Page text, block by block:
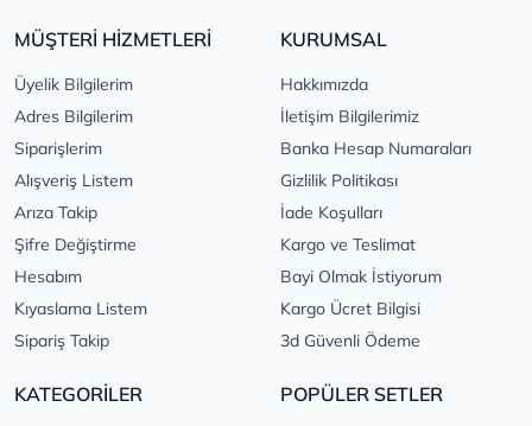
MÜŞTERİ HİZMETLERİ
Üyelik Bilgilerim
Adres Bilgilerim
Siparişlerim
Alışveriş Listem
Arıza Takip
Şifre Değiştirme
Hesabım
Kıyaslama Listem
Sipariş Takip
KURUMSAL
Hakkımızda
İletişim Bilgilerimiz
Banka Hesap Numaraları
Gizlilik Politikası
İade Koşulları
Kargo ve Teslimat
Bayi Olmak İstiyorum
Kargo Ücret Bilgisi
3d Güvenli Ödeme
KATEGORİLER POPÜLER SETLER